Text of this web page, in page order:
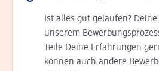
Ist alles gut gelaufen?
unserem
Teile Deine Erfahrungen
können auch andere